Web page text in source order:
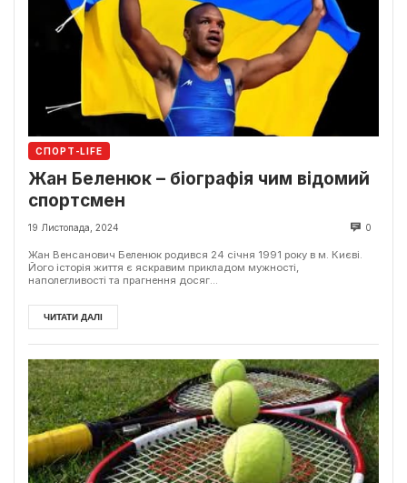
СПОРТ-LIFE
Жан Беленюк – біографія чим відомий
спортсмен
19 Листопада, 2024 0
Жан Венсанович Беленюк родився 24 січня 1991 року в м. Києві.
Його історія життя є яскравим прикладом мужності,
наполегливості та прагнення досяг...
ЧИТАТИ ДАЛІ